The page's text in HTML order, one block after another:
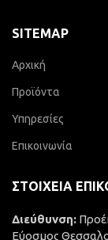
SITEMAP
Αρχική
Προϊόντα
Υπηρεσίες
Επικοινωνία
ΣΤΟΙΧΕΊΑ
Διεύθυνση:
Εύοσμος